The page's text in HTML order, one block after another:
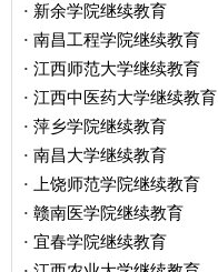
· 新余学院继续教育
· 南昌工程学院继续教育
· 江西师范大学继续教育
· 江西中医药大学继续教育
· 萍乡学院继续教育
· 南昌大学继续教育
· 上饶师范学院继续教育
· 赣南医学院继续教育
· 宜春学院继续教育